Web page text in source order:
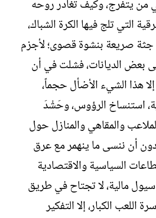
من يتفرج، وكيف تغادر روحه
التي تلج فيها الكرة الشباك،
صريعة بنشوة قصوى؛ لأجزم
بعض الديانات، فشلت في أن
هذا الشيء الأضأل حجماً،
استنساخ الرؤوس، وحَشْدَ
والمقاهي والمنازل حول
دون أن ننسى ما ينهمر مع عرق
السياسية والاقتصادية
سيول مالية، لا تجتاح في طريق
الكبار، إلا التفكير